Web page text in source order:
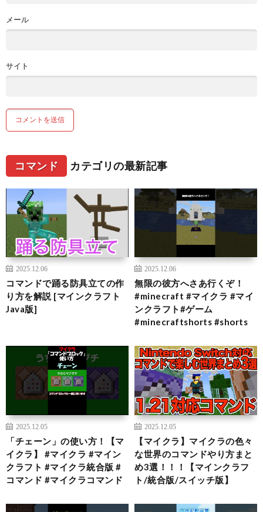
メール
サイト
コマンド カテゴリの最新記事
2025.12.06
コマンドで踊る防具立ての作
り方を解説 [マインクラフト
Java版]
2025.12.06
無限の彼方へさあ行くぞ！
#minecraft #マイクラ #マイ
ンクラフト#ゲーム
#minecraftshorts #shorts
2025.12.05
「チェーン」の使い方！【マ
イクラ】 #マイクラ #マイン
クラフト #マイクラ統合版 #
コマンド #マイクラコマンド
2025.12.05
【マイクラ】マイクラの色々
な世界のコマンドやり方まと
め3選！！！【マインクラフ
ト/統合版/スイッチ版】